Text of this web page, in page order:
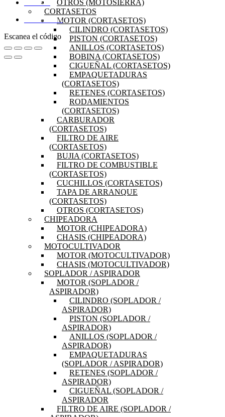
OTROS (MOTOSIERRA)
CORTASETOS
MOTOR (CORTASETOS)
CILINDRO (CORTASETOS)
PISTON (CORTASETOS)
ANILLOS (CORTASETOS)
BOBINA (CORTASETOS)
CIGUEÑAL (CORTASETOS)
EMPAQUETADURAS
(CORTASETOS)
RETENES (CORTASETOS)
RODAMIENTOS
(CORTASETOS)
CARBURADOR
(CORTASETOS)
FILTRO DE AIRE
(CORTASETOS)
BUJIA (CORTASETOS)
FILTRO DE COMBUSTIBLE
(CORTASETOS)
CUCHILLOS (CORTASETOS)
TAPA DE ARRANQUE
(CORTASETOS)
OTROS (CORTASETOS)
CHIPEADORA
MOTOR (CHIPEADORA)
CHASIS (CHIPEADORA)
MOTOCULTIVADOR
MOTOR (MOTOCULTIVADOR)
CHASIS (MOTOCULTIVADOR)
SOPLADOR / ASPIRADOR
MOTOR (SOPLADOR /
ASPIRADOR)
CILINDRO (SOPLADOR /
ASPIRADOR)
PISTON (SOPLADOR /
ASPIRADOR)
ANILLOS (SOPLADOR /
ASPIRADOR)
EMPAQUETADURAS
(SOPLADOR / ASPIRADOR)
RETENES (SOPLADOR /
ASPIRADOR)
CIGUEÑAL (SOPLADOR /
ASPIRADOR
FILTRO DE AIRE (SOPLADOR /
MI CUENTA
DISTRIBUIDORES
Escanea el código